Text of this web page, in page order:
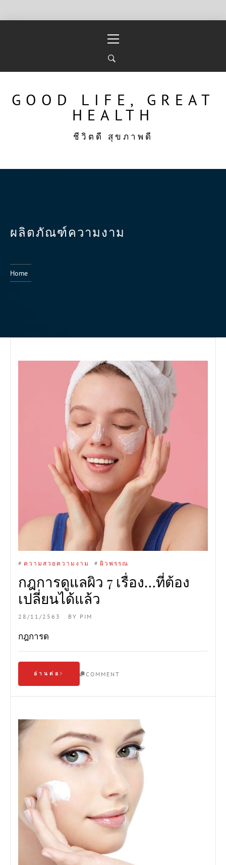
Menu
GOOD LIFE, GREAT
HEALTH
ชีวิตดี สุขภาพดี
ผลิตภัณฑ์ความงาม
Home
# ความสวยความงาม # ผิวพรรณ
กฎการดูแลผิว 7 เรื่อง…ที่ต้อง
เปลี่ยนได้แล้ว
28/11/2563 BY PIM
กฎการด
อ่านต่อ COMMENT